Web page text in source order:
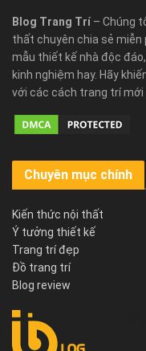
Blog Trang Trí – Chúng
thất chuyên chia sẻ
mẫu thiết kế nhà độc
kinh nghiệm hay. Hãy
với các cách trang trí mới
Chuyên mục chính
Kiến thức nội thất
Ý tưởng thiết kế
Trang trí đẹp
Đồ trang trí
Blog review